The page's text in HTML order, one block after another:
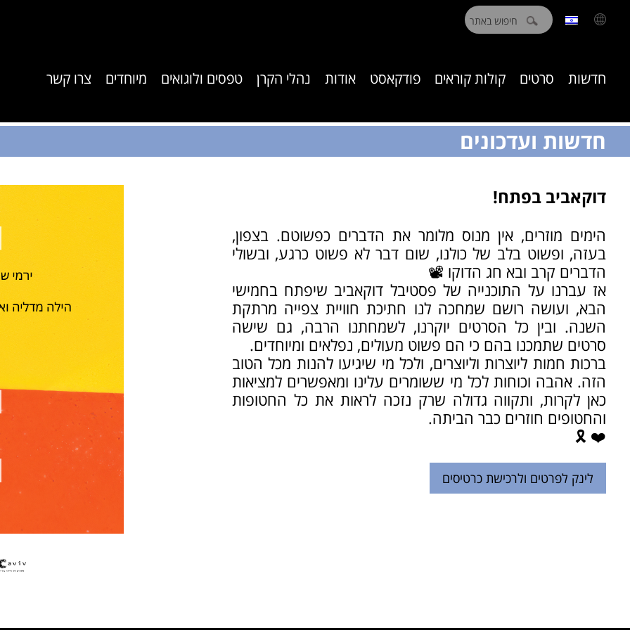
חיפוש:
חדשות סרטים קולות קוראים פודקאסט אודות נהלי הקרן טפסים ולוגואים מיוחדים צרו קשר
חדשות ועדכונים
דוקאביב בפתח!
הימים מוזרים, אין מנוס מלומר את הדברים כפשוטם. בצפון,
בעזה, ופשוט בלב של כולנו, שום דבר לא פשוט כרגע, ובשולי
הדברים קרב ובא חג הדוקו 📽️
אז עברנו על התוכנייה של פסטיבל דוקאביב שיפתח בחמישי
הבא, ועושה רושם שמחכה לנו חתיכת חוויית צפייה מרתקת
השנה. ובין כל הסרטים יוקרנו, לשמחתנו הרבה, גם שישה
סרטים שתמכנו בהם כי הם פשוט מעולים, נפלאים ומיוחדים.
ברכות חמות ליוצרות וליוצרים, ולכל מי שיגיעו להנות מכל הטוב
הזה. אהבה וכוחות לכל מי ששומרים עלינו ומאפשרים למציאות
כאן לקרות, ותקווה גדולה שרק נזכה לראות את כל החטופות
והחטופים חוזרים כבר הביתה.
❤️ 🎗️
לינק לפרטים ולרכישת כרטיסים